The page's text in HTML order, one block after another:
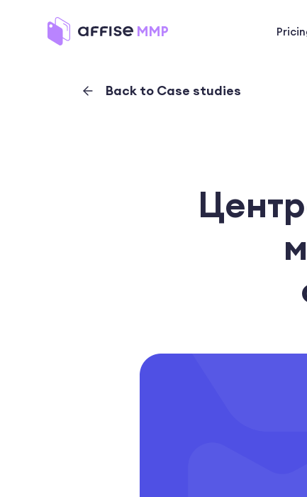
Back to Case studies